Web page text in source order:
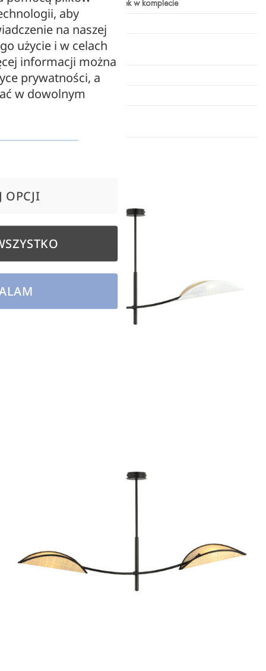
nie zawiera żarówek w komplecie
Zasilanie
230[V]
Dowód
zakupu
Faktura / paragon
Gwarancja
24 miesiące
Klosz
Abażur
aby
na naszej
użycie i w celach
informacji można
prywatności, a
w dowolnym
OPCJI